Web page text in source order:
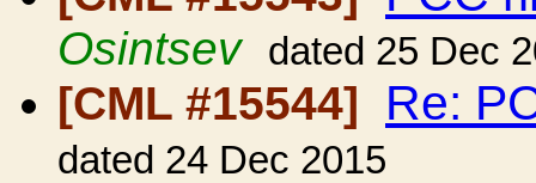
Osintsev dated 25 Dec
[CML #15544] Re:
dated 24 Dec 2015